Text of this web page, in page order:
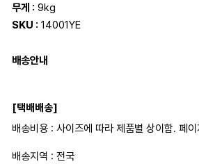
무게 :9kg
SKU :14001YE
배송안내
[택배배송]
배송비용 : 사이즈에 따라 제품별 상이함. 페이
배송지역 : 전국